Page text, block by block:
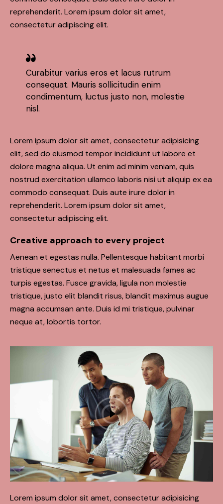
reprehenderit. Lorem ipsum dolor sit amet,
consectetur adipiscing elit.
Curabitur varius eros et lacus rutrum
consequat. Mauris sollicitudin enim
condimentum, luctus justo non, molestie
nisl.
Lorem ipsum dolor sit amet, consectetur adipisicing
elit, sed do eiusmod tempor incididunt ut labore et
dolore magna aliqua. Ut enim ad minim veniam, quis
nostrud exercitation ullamco laboris nisi ut aliquip ex ea
commodo consequat. Duis aute irure dolor in
reprehenderit. Lorem ipsum dolor sit amet,
consectetur adipiscing elit.
Creative approach to every project
Aenean et egestas nulla. Pellentesque habitant morbi
tristique senectus et netus et malesuada fames ac
turpis egestas. Fusce gravida, ligula non molestie
tristique, justo elit blandit risus, blandit maximus augue
magna accumsan ante. Duis id mi tristique, pulvinar
neque at, lobortis tortor.
Lorem ipsum dolor sit amet, consectetur adipisicing